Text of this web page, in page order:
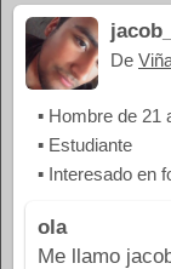
De
▪ Hombre de 21
▪ Estudiante
▪ Interesado en
ola
Me llamo